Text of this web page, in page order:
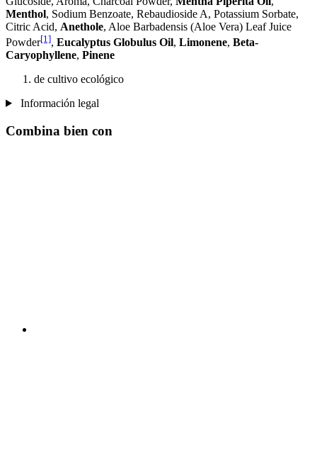
Menthol, Sodium Benzoate, Rebaudioside A, Potassium Sorbate,
Citric Acid, Anethole, Aloe Barbadensis (Aloe Vera) Leaf Juice
Powder[1], Eucalyptus Globulus Oil, Limonene, Beta-
Caryophyllene, Pinene
de cultivo ecológico
Información legal
Combina bien con